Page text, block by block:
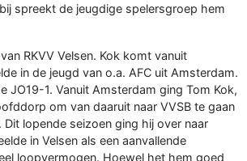
spreekt de jeugdige spelersgroep hem
RKVV Velsen. Kok komt vanuit
in de jeugd van o.a. AFC uit Amsterdam.
JO19-1. Vanuit Amsterdam ging Tom Kok,
om van daaruit naar VVSB te gaan
lopende seizoen ging hij over naar
in Velsen als een aanvallende
loopvermogen. Hoewel het hem goed